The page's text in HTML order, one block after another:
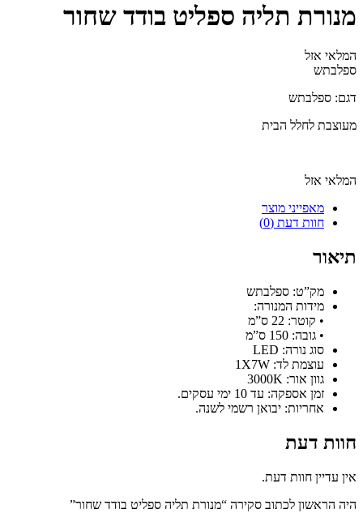
מנורת תליה ספליט בודד שחור
המלאי אזל
ספלבתש
דגם: ספלבתש
מעוצבת לחלל הבית
המלאי אזל
מאפייני מוצר
חוות דעת (0)
תיאור
מק”ט: ספלבתש
מידות המנורה:
• קוטר: 22 ס”מ
• גובה: 150 ס”מ
סוג נורה: LED
עוצמת לד: 1X7W
גוון אור: 3000K
זמן אספקה: עד 10 ימי עסקים.
אחריות: יבואן רשמי לשנה.
חוות דעת
אין עדיין חוות דעת.
היה הראשון לכתוב סקירה “מנורת תליה ספליט בודד שחור”